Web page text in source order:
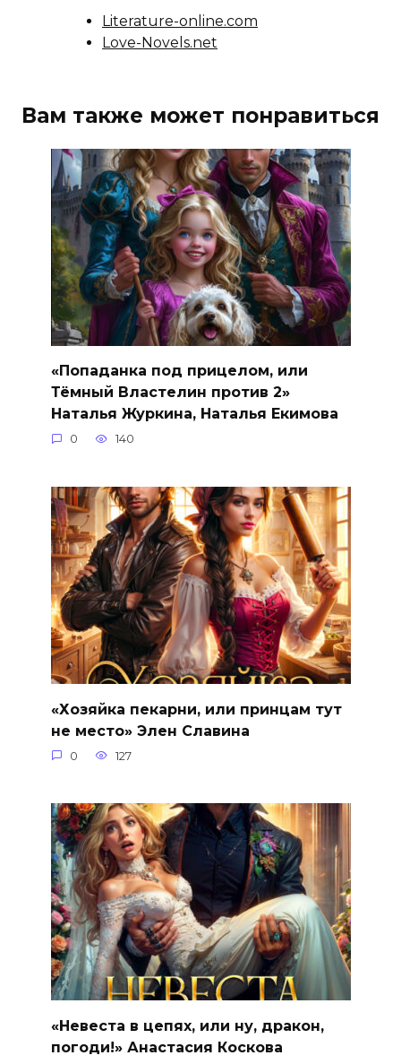
Literature-online.com
Love-Novels.net
Вам также может понравиться
«Попаданка под прицелом, или
Тёмный Властелин против 2»
Наталья Журкина, Наталья Екимова
0 140
«Хозяйка пекарни, или принцам тут
не место» Элен Славина
0 127
«Невеста в цепях, или ну, дракон,
погоди!» Анастасия Коскова